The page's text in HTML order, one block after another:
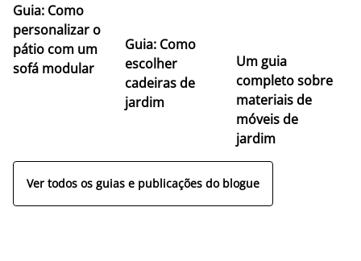
Guia: Como
personalizar o
pátio com um
sofá modular
Guia: Como
escolher
cadeiras de
jardim
Um guia
completo sobre
materiais de
móveis de
jardim
Ver todos os guias e publicações do blogue